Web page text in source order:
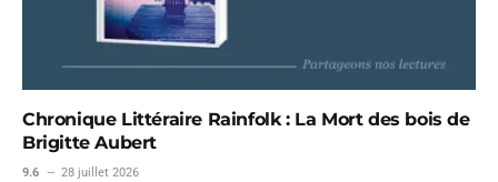
Chronique Littéraire Rainfolk : La Mort des bois de
Brigitte Aubert
9.6 28 juillet 2026